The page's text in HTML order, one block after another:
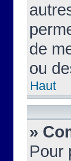
de
ou
Haut
»
Pour